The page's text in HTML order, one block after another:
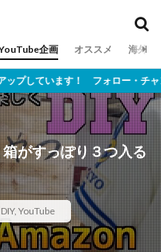
企画 オススメ 海外ネ
ャンネル登録よろしくお願いしま
がすっぽり３つ入る
DIY, YouTube